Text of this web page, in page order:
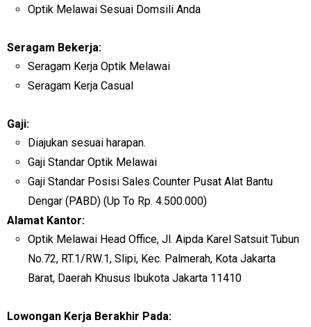
Optik Melawai Sesuai Domsili Anda
Seragam Bekerja:
Seragam Kerja Optik Melawai
Seragam Kerja Casual
Gaji:
Diajukan sesuai harapan.
Gaji Standar Optik Melawai
Gaji Standar Posisi Sales Counter Pusat Alat Bantu
Dengar (PABD) (Up To Rp. 4.500.000)
Alamat Kantor:
Optik Melawai Head Office, Jl. Aipda Karel Satsuit Tubun
No.72, RT.1/RW.1, Slipi, Kec. Palmerah, Kota Jakarta
Barat, Daerah Khusus Ibukota Jakarta 11410
Lowongan Kerja Berakhir Pada: